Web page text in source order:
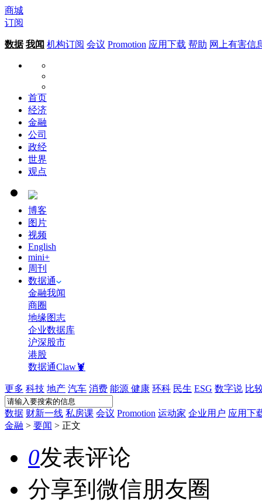
商城
订阅
数据 我闻 机构订阅 会议 Promotion 应用下载 帮助 网上有害信
首页
经济
金融
公司
政经
世界
观点
博客
图片
视频
English
mini+
周刊
数据通
金融我闻
商圈
地缘图志
企业数据库
沪深股市
港股
数据通Claw🦞
更多 科技 地产 汽车 消费 能源 健康 环科 民生 ESG 数字说 比
数据 财新一线 私房课 会议 Promotion 运动家 企业用户 应用下
金融 > 要闻 > 正文
0发表评论
分享到微信朋友圈